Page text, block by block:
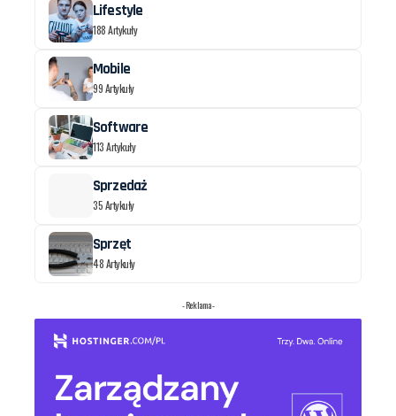
Lifestyle
188 Artykuły
Mobile
99 Artykuły
Software
113 Artykuły
Sprzedaż
35 Artykuły
Sprzęt
48 Artykuły
- Reklama -